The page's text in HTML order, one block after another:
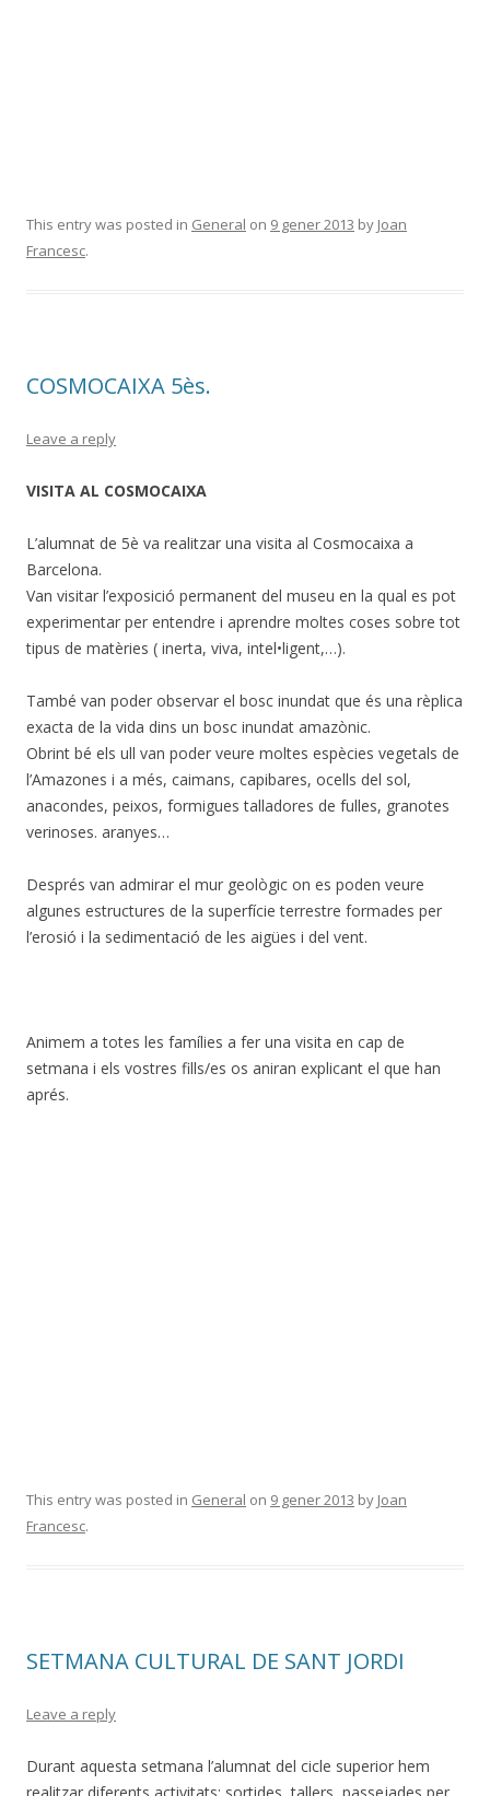
This entry was posted in General on 9 gener 2013 by Joan
Francesc.
COSMOCAIXA 5ès.
Leave a reply
VISITA AL COSMOCAIXA
L’alumnat de 5è va realitzar una visita al Cosmocaixa a
Barcelona.
Van visitar l’exposició permanent del museu en la qual es pot
experimentar per entendre i aprendre moltes coses sobre tot
tipus de matèries ( inerta, viva, intel•ligent,…).
També van poder observar el bosc inundat que és una rèplica
exacta de la vida dins un bosc inundat amazònic.
Obrint bé els ull van poder veure moltes espècies vegetals de
l’Amazones i a més, caimans, capibares, ocells del sol,
anacondes, peixos, formigues talladores de fulles, granotes
verinoses. aranyes…
Després van admirar el mur geològic on es poden veure
algunes estructures de la superfície terrestre formades per
l’erosió i la sedimentació de les aigües i del vent.
Animem a totes les famílies a fer una visita en cap de
setmana i els vostres fills/es os aniran explicant el que han
aprés.
This entry was posted in General on 9 gener 2013 by Joan
Francesc.
SETMANA CULTURAL DE SANT JORDI
Leave a reply
Durant aquesta setmana l’alumnat del cicle superior hem